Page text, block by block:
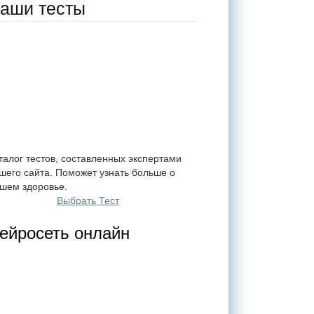
тесты
тестов, составленных экспертами
сайта. Поможет узнать больше о
здоровье.
Выбрать Тест
онлайн